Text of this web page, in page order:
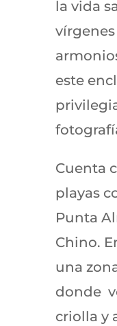
la vida
este
Cuenta
playas
Punta
Chino.
una
donde
criolla y